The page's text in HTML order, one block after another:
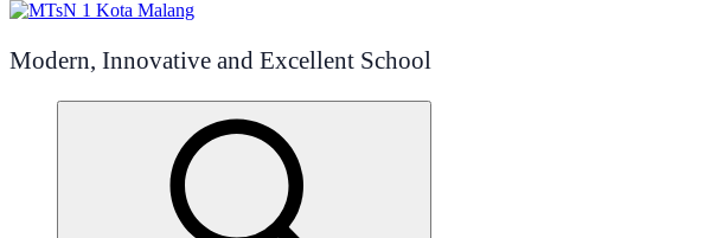
Modern, Innovative and Excellent School